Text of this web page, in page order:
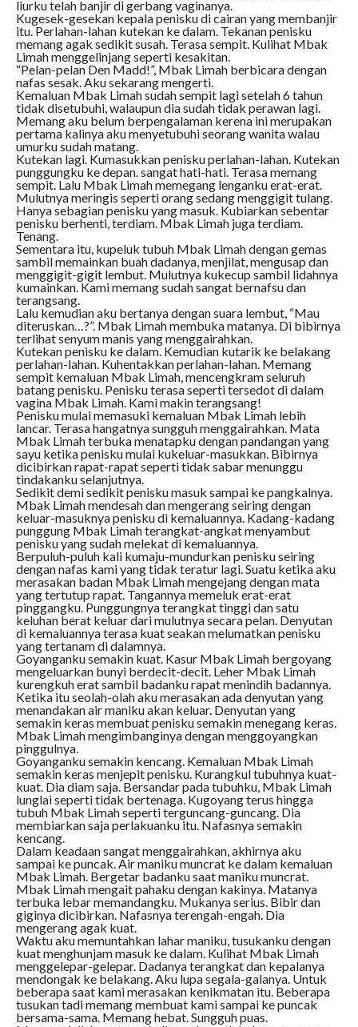
liurku telah banjir di gerbang vaginanya.
Kugesek-gesekan kepala penisku di cairan yang membanjir
itu. Perlahan-lahan kutekan ke dalam. Tekanan penisku
memang agak sedikit susah. Terasa sempit. Kulihat Mbak
Limah menggelinjang seperti kesakitan.
“Pelan-pelan Den Madd!”, Mbak Limah berbicara dengan
nafas sesak. Aku sekarang mengerti.
Kemaluan Mbak Limah sudah sempit lagi setelah 6 tahun
tidak disetubuhi, walaupun dia sudah tidak perawan lagi.
Memang aku belum berpengalaman kerena ini merupakan
pertama kalinya aku menyetubuhi seorang wanita walau
umurku sudah matang.
Kutekan lagi. Kumasukkan penisku perlahan-lahan. Kutekan
punggungku ke depan. sangat hati-hati. Terasa memang
sempit. Lalu Mbak Limah memegang lenganku erat-erat.
Mulutnya meringis seperti orang sedang menggigit tulang.
Hanya sebagian penisku yang masuk. Kubiarkan sebentar
penisku berhenti, terdiam. Mbak Limah juga terdiam.
Tenang.
Sementara itu, kupeluk tubuh Mbak Limah dengan gemas
sambil memainkan buah dadanya, menjilat, mengusap dan
menggigit-gigit lembut. Mulutnya kukecup sambil lidahnya
kumainkan. Kami memang sudah sangat bernafsu dan
terangsang.
Lalu kemudian aku bertanya dengan suara lembut, “Mau
diteruskan…?”. Mbak Limah membuka matanya. Di bibirnya
terlihat senyum manis yang menggairahkan.
Kutekan penisku ke dalam. Kemudian kutarik ke belakang
perlahan-lahan. Kuhentakkan perlahan-lahan. Memang
sempit kemaluan Mbak Limah, mencengkram seluruh
batang penisku. Penisku terasa seperti tersedot di dalam
vagina Mbak Limah. Kami makin terangsang!
Penisku mulai memasuki kemaluan Mbak Limah lebih
lancar. Terasa hangatnya sungguh menggairahkan. Mata
Mbak Limah terbuka menatapku dengan pandangan yang
sayu ketika penisku mulai kukeluar-masukkan. Bibirnya
dicibirkan rapat-rapat seperti tidak sabar menunggu
tindakanku selanjutnya.
Sedikit demi sedikit penisku masuk sampai ke pangkalnya.
Mbak Limah mendesah dan mengerang seiring dengan
keluar-masuknya penisku di kemaluannya. Kadang-kadang
punggung Mbak Limah terangkat-angkat menyambut
penisku yang sudah melekat di kemaluannya.
Berpuluh-puluh kali kumaju-mundurkan penisku seiring
dengan nafas kami yang tidak teratur lagi. Suatu ketika aku
merasakan badan Mbak Limah mengejang dengan mata
yang tertutup rapat. Tangannya memeluk erat-erat
pinggangku. Punggungnya terangkat tinggi dan satu
keluhan berat keluar dari mulutnya secara pelan. Denyutan
di kemaluannya terasa kuat seakan melumatkan penisku
yang tertanam di dalamnya.
Goyanganku semakin kuat. Kasur Mbak Limah bergoyang
mengeluarkan bunyi berdecit-decit. Leher Mbak Limah
kurengkuh erat sambil badanku rapat menindih badannya.
Ketika itu seolah-olah aku merasakan ada denyutan yang
menandakan air maniku akan keluar. Denyutan yang
semakin keras membuat penisku semakin menegang keras.
Mbak Limah mengimbanginya dengan menggoyangkan
pinggulnya.
Goyanganku semakin kencang. Kemaluan Mbak Limah
semakin keras menjepit penisku. Kurangkul tubuhnya kuat-
kuat. Dia diam saja. Bersandar pada tubuhku, Mbak Limah
lunglai seperti tidak bertenaga. Kugoyang terus hingga
tubuh Mbak Limah seperti terguncang-guncang. Dia
membiarkan saja perlakuanku itu. Nafasnya semakin
kencang.
Dalam keadaan sangat menggairahkan, akhirnya aku
sampai ke puncak. Air maniku muncrat ke dalam kemaluan
Mbak Limah. Bergetar badanku saat maniku muncrat.
Mbak Limah mengait pahaku dengan kakinya. Matanya
terbuka lebar memandangku. Mukanya serius. Bibir dan
giginya dicibirkan. Nafasnya terengah-engah. Dia
mengerang agak kuat.
Waktu aku memuntahkan lahar maniku, tusukanku dengan
kuat menghunjam masuk ke dalam. Kulihat Mbak Limah
menggelepar-gelepar. Dadanya terangkat dan kepalanya
mendongak ke belakang. Aku lupa segala-galanya. Untuk
beberapa saat kami merasakan kenikmatan itu. Beberapa
tusukan tadi memang membuat kami sampai ke puncak
bersama-sama. Memang hebat. Sungguh puas.